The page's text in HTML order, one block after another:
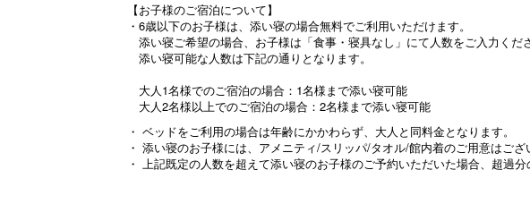
【お子様のご宿泊について】
・6歳以下のお子様は、添い寝の場合無料でご利用いただけます。
添い寝ご希望の場合、お子様は「食事・寝具なし」にて人数をご入力くださ
添い寝可能な人数は下記の通りとなります。
大人1名様でのご宿泊の場合：1名様まで添い寝可能
大人2名様以上でのご宿泊の場合：2名様まで添い寝可能
・ ベッドをご利用の場合は年齢にかかわらず、大人と同料金となります。
・ 添い寝のお子様には、アメニティ/スリッパ/タオル/館内着のご用意はござ
・ 上記既定の人数を超えて添い寝のお子様のご予約いただいた場合、超過